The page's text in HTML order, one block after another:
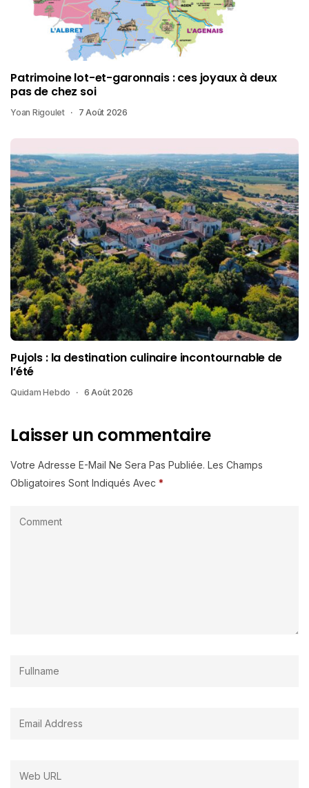
Patrimoine lot-et-garonnais : ces joyaux à deux
pas de chez soi
Yoan Rigoulet 7 Août 2026
Pujols : la destination culinaire incontournable de
l’été
Quidam Hebdo 6 Août 2026
Laisser un commentaire
Votre Adresse E-Mail Ne Sera Pas Publiée. Les Champs
Obligatoires Sont Indiqués Avec *